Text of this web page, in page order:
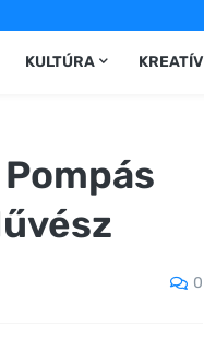
KULTÚRA KREATÍV
0